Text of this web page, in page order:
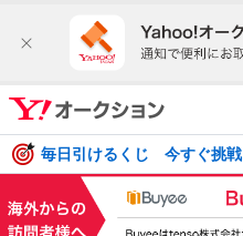
毎日引けるくじ 今すぐ挑戦